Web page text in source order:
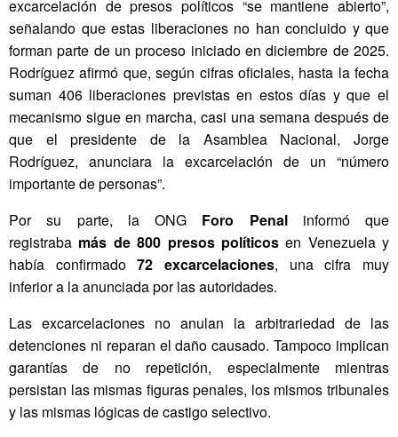
excarcelación de presos políticos “se mantiene abierto”,
señalando que estas liberaciones no han concluido y que
forman parte de un proceso iniciado en diciembre de 2025.
Rodríguez afirmó que, según cifras oficiales, hasta la fecha
suman 406 liberaciones previstas en estos días y que el
mecanismo sigue en marcha, casi una semana después de
que el presidente de la Asamblea Nacional, Jorge
Rodríguez, anunciara la excarcelación de un “número
importante de personas”.
Por su parte, la ONG Foro Penalinformó que
registraba más de 800 presos políticosen Venezuela y
había confirmado72 excarcelaciones, una cifra muy
inferior a la anunciada por las autoridades.
Las excarcelaciones no anulan la arbitrariedad de las
detenciones ni reparan el daño causado. Tampoco implican
garantías de no repetición, especialmente mientras
persistan las mismas figuras penales, los mismos tribunales
y las mismas lógicas de castigo selectivo.